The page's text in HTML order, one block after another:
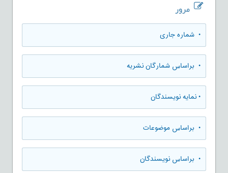
مرور
• شماره جاری
• براساس شمارگان نشریه
•نمایه نویسندگان
• براساس موضوعات
• براساس نویسندگان